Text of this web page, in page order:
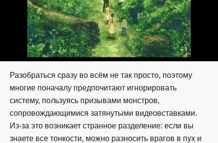
Разобраться сразу во всём не так просто, поэтому
многие поначалу предпочитают игнорировать
систему, пользуясь призывами монстров,
сопровождающимися затянутыми видеовставками.
Из-за это возникает странное разделение: если вы
знаете все тонкости, можно разносить врагов в пух и